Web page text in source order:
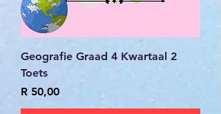
Geografie Graad 4 Kwartaal 2
Toets
Price
R 50,00